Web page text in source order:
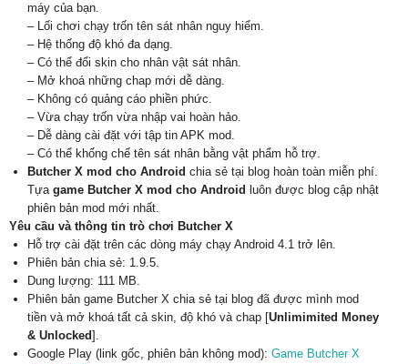
máy của bạn.
– Lối chơi chạy trốn tên sát nhân nguy hiểm.
– Hệ thống độ khó đa dạng.
– Có thể đổi skin cho nhân vật sát nhân.
– Mở khoá những chap mới dễ dàng.
– Không có quảng cáo phiền phức.
– Vừa chạy trốn vừa nhập vai hoàn hảo.
– Dễ dàng cài đặt với tập tin APK mod.
– Có thể khống chế tên sát nhân bằng vật phẩm hỗ trợ.
Butcher X mod cho Android chia sẻ tại blog hoàn toàn miễn phí.
Tựa game Butcher X mod cho Android luôn được blog cập nhật
phiên bản mod mới nhất.
Yêu cầu và thông tin trò chơi Butcher X
Hỗ trợ cài đặt trên các dòng máy chạy Android 4.1 trở lên.
Phiên bản chia sẻ: 1.9.5.
Dung lượng: 111 MB.
Phiên bản game Butcher X chia sẻ tại blog đã được mình mod
tiền và mở khoá tất cả skin, độ khó và chap [Unlimimited Money
& Unlocked].
Google Play (link gốc, phiên bản không mod): Game Butcher X